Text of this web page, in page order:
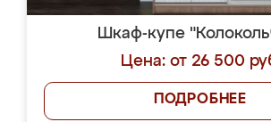
Шкаф-купе
Цена: от 26 500
ПОДРОБНЕЕ